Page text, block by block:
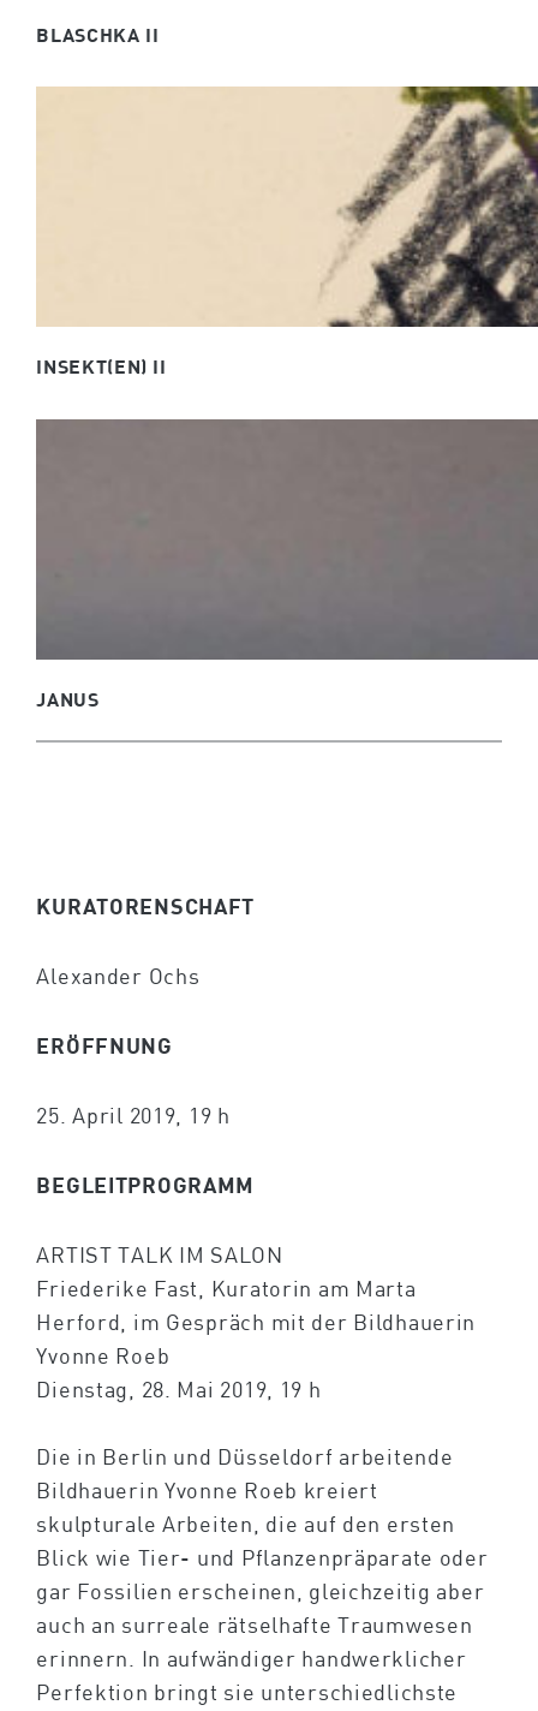
BLASCHKA II
INSEKT(EN) II
JANUS
KURATORENSCHAFT
Alexander Ochs
ERÖFFNUNG
25. April 2019, 19 h
BEGLEITPROGRAMM
ARTIST TALK IM SALON
Friederike Fast, Kuratorin am Marta
Herford, im Gespräch mit der Bildhauerin
Yvonne Roeb
Dienstag, 28. Mai 2019, 19 h
Die in Berlin und Düsseldorf arbeitende
Bildhauerin Yvonne Roeb kreiert
skulpturale Arbeiten, die auf den ersten
Blick wie Tier- und Pflanzenpräparate oder
gar Fossilien erscheinen, gleichzeitig aber
auch an surreale rätselhafte Traumwesen
erinnern. In aufwändiger handwerklicher
Perfektion bringt sie unterschiedlichste